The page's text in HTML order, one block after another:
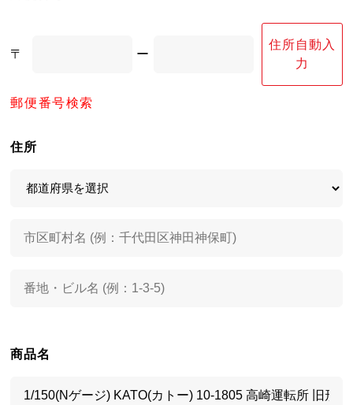
〒 ー
住所自動入
力
郵便番号検索
住所
商品名